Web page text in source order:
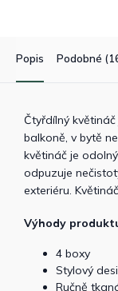
Popis Podobné
Čtyřdílný
balkoně, v bytě
květináč je
odpuzuje
exteriéru.
Výhody
4 boxy
Stylový
Ručně